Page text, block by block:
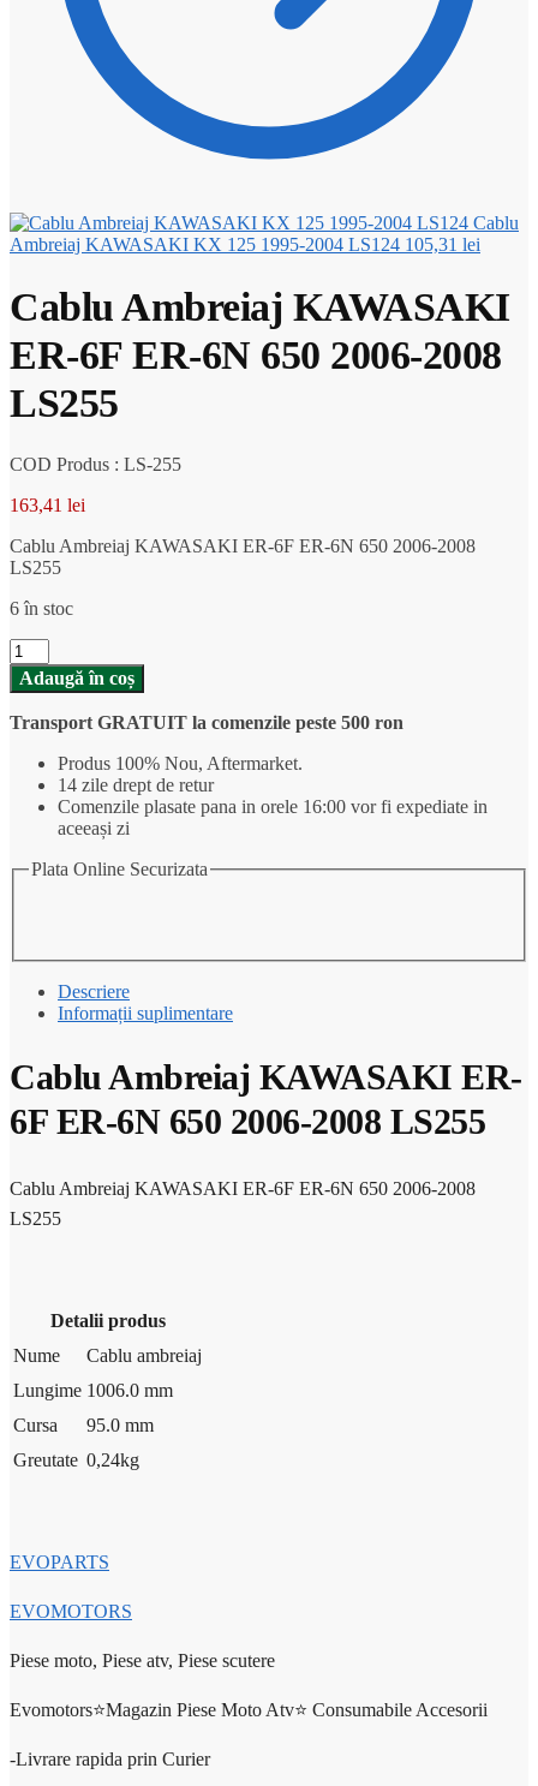
Cablu
Ambreiaj KAWASAKI KX 125 1995-2004 LS124 105,31 lei
Cablu Ambreiaj KAWASAKI
ER-6F ER-6N 650 2006-2008
LS255
COD Produs : LS-255
163,41 lei
Cablu Ambreiaj KAWASAKI ER-6F ER-6N 650 2006-2008
LS255
6 în stoc
Cantitate
Cablu
Ambreiaj
KAWASAKI
ER-
2008
Adaugă în coș
Transport GRATUIT la comenzile peste 500 ron
Produs 100% Nou, Aftermarket.
14 zile drept de retur
Comenzile plasate pana in orele 16:00 vor fi expediate in
aceeași zi
Plata Online Securizata
Descriere
Informații suplimentare
Cablu Ambreiaj KAWASAKI ER-
6F ER-6N 650 2006-2008 LS255
Cablu Ambreiaj KAWASAKI ER-6F ER-6N 650 2006-2008
LS255
Detalii produs
Nume
Cablu ambreiaj
Lungime 1006.0 mm
Cursa
95.0 mm
Greutate 0,24kg
EVOPARTS
EVOMOTORS
Piese moto, Piese atv, Piese scutere
Evomotors⭐️Magazin Piese Moto Atv⭐️ Consumabile Accesorii
-Livrare rapida prin Curier